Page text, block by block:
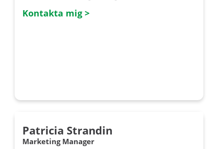
Kontakta mig >
Patricia Strandin
Marketing Manager